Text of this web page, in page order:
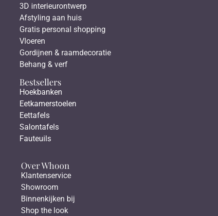
3D interieurontwerp
Afstyling aan huis
Gratis personal shopping
Vloeren
Gordijnen & raamdecoratie
Behang & verf
Bestsellers
Hoekbanken
Eetkamerstoelen
Eettafels
Salontafels
Fauteuils
Over Whoon
Klantenservice
Showroom
Binnenkijken bij
Shop the look